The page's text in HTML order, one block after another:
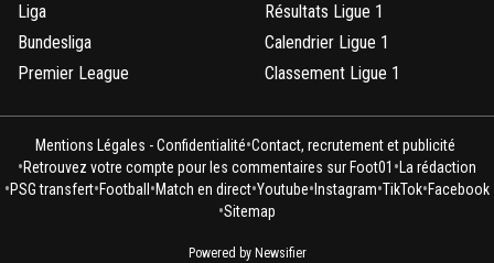
Liga
Bundesliga
Premier League
Résultats Ligue 1
Calendrier Ligue 1
Classement Ligue 1
Mentions Légales - Confidentialité•Contact, recrutement et publicité
•Retrouvez votre compte pour les commentaires sur Foot01 •La rédaction
•PSG transfert•Football •Match en direct•Youtube• Instagram•TikTok•Facebook
•Sitemap
Powered by Newsifier